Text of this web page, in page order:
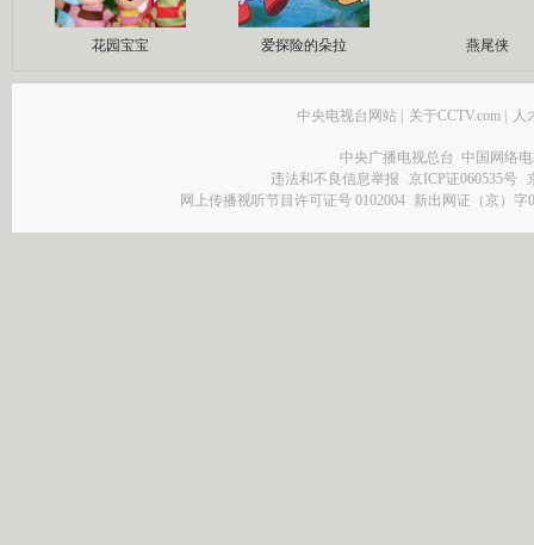
花园宝宝 爱探险的朵拉 燕尾侠
中央电视台网站 | 关于CCTV.com | 人
中央广播电视总台 中国网络
违法和不良信息举报
京ICP证060535号
网上传播视听节目许可证号 0102004 新出网证（京）